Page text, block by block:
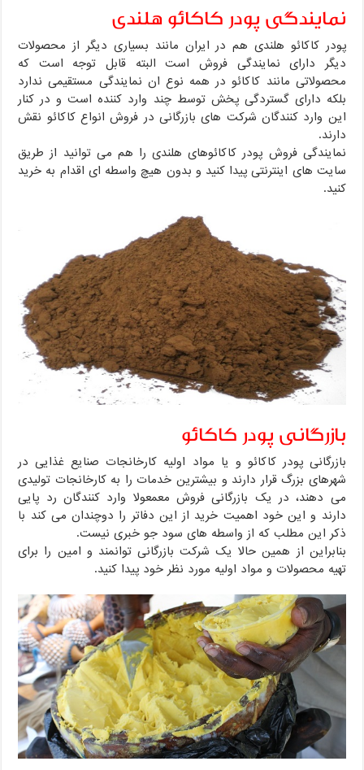
نمایندگی پودر کاکائو هلندی
پودر کاکائو هلندی هم در ایران مانند بسیاری دیگر از محصولات
دیگر دارای نمایندگی فروش است البته قابل توجه است که
محصولاتی مانند کاکائو در همه نوع ان نمایندگی مستقیمی ندارد
بلکه دارای گستردگی پخش توسط چند وارد کننده است و در کنار
این وارد کنندگان شرکت های بازرگانی در فروش انواع کاکائو نقش
دارند.
نمایندگی فروش پودر کاکائوهای هلندی را هم می توانید از طریق
سایت های اینترنتی پیدا کنید و بدون هیچ واسطه ای اقدام به خرید
کنید.
بازرگانی پودر کاکائو
بازرگانی پودر کاکائو و یا مواد اولیه کارخانجات صنایع غذایی در
شهرهای بزرگ قرار دارند و بیشترین خدمات را به کارخانجات تولیدی
می دهند، در یک بازرگانی فروش معمعولا وارد کنندگان رد پایی
دارند و این خود اهمیت خرید از این دفاتر را دوچندان می کند با
ذکر این مطلب که از واسطه های سود جو خبری نیست.
بنابراین از همین حالا یک شرکت بازرگانی توانمند و امین را برای
تهیه محصولات و مواد اولیه مورد نظر خود پیدا کنید.